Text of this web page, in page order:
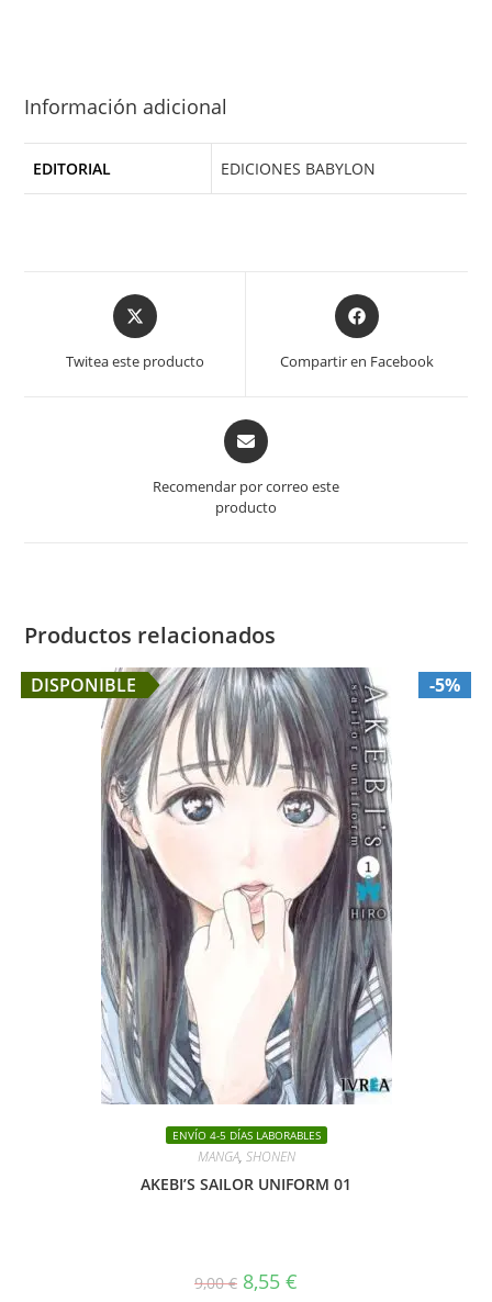
Información adicional
EDITORIAL EDICIONES BABYLON
Opens
in
Twitea este producto
Opens
in
a
Compartir en Facebook
Opens
in
new
Recomendar por correo este
producto
Productos relacionados
DISPONIBLE -5%
ENVÍO 4-5 DÍAS LABORABLES
MANGA, SHONEN
AKEBI’S SAILOR UNIFORM 01
9,00€ El
precio
8,55 €